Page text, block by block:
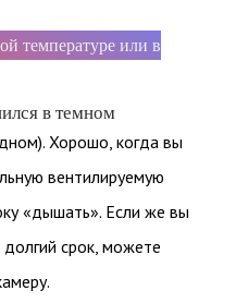
температуре или в
в темном
Хорошо, когда вы
вентилируемую
«дышать». Если же вы
срок, можете